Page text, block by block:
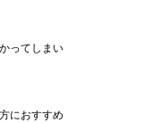
ってしまい
におすすめ